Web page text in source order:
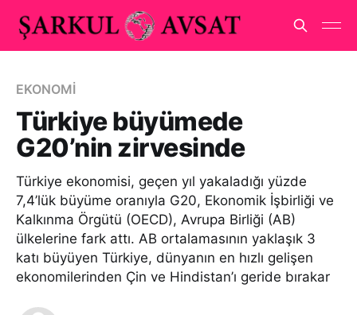
EKONOMİ
Türkiye büyümede
G20’nin zirvesinde
Türkiye ekonomisi, geçen yıl yakaladığı yüzde
7,4’lük büyüme oranıyla G20, Ekonomik İşbirliği ve
Kalkınma Örgütü (OECD), Avrupa Birliği (AB)
ülkelerine fark attı. AB ortalamasının yaklaşık 3
katı büyüyen Türkiye, dünyanın en hızlı gelişen
ekonomilerinden Çin ve Hindistan’ı geride bırakar